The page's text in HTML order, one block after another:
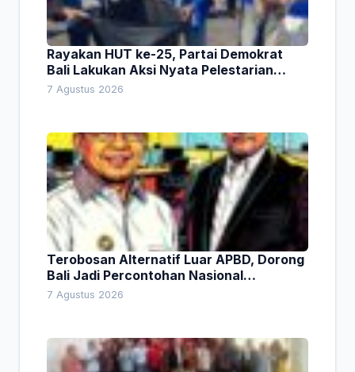
Rayakan HUT ke-25, Partai Demokrat
Bali Lakukan Aksi Nyata Pelestarian
Lingkungan
7 Agustus 2026
Terobosan Alternatif Luar APBD, Dorong
Bali Jadi Percontohan Nasional
Pembiayaan Daerah
7 Agustus 2026